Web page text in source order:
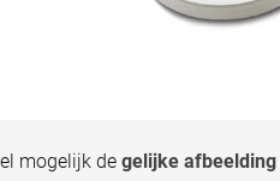
mogelijk de gelijke afbeelding